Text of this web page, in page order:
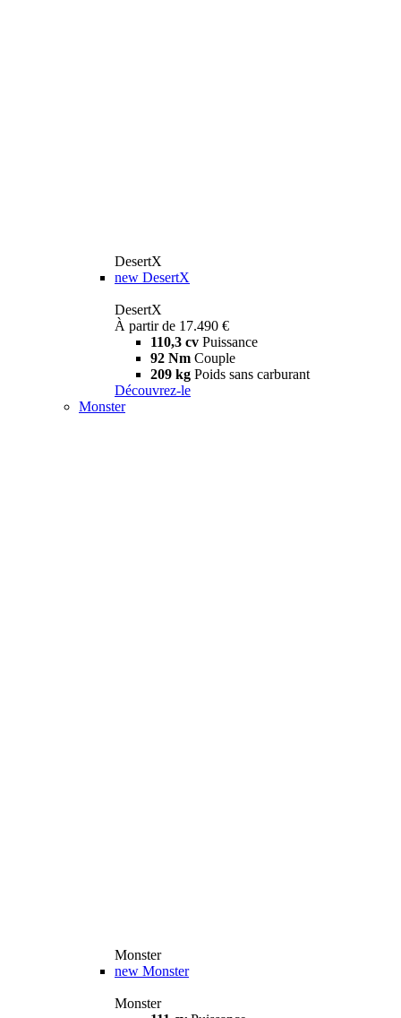
DesertX
new DesertX
DesertX
À partir de 17.490 €
110,3 cv Puissance
92 Nm Couple
209 kg Poids sans carburant
Découvrez-le
Monster
Monster
new Monster
Monster